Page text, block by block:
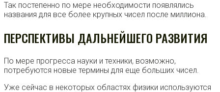
Так постепенно по мере необходимости появлялись
названия для все более крупных чисел после миллиона.
ПЕРСПЕКТИВЫ ДАЛЬНЕЙШЕГО РАЗВИТИЯ
По мере прогресса науки и техники, возможно,
потребуются новые термины для еще больших чисел.
Уже сейчас в некоторых областях физики используются